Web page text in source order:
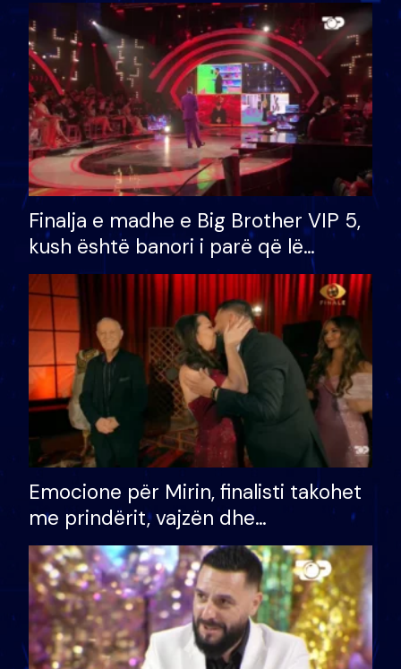
Finalja e madhe e Big Brother VIP 5,
kush është banori i parë që lë
shtëpinë dhe humb mundësinë për
të fituar çmimin e madh
Emocione për Mirin, finalisti takohet
me prindërit, vajzën dhe
bashkëshorten: S’kemi ndonjë letër
divorci apo jo?